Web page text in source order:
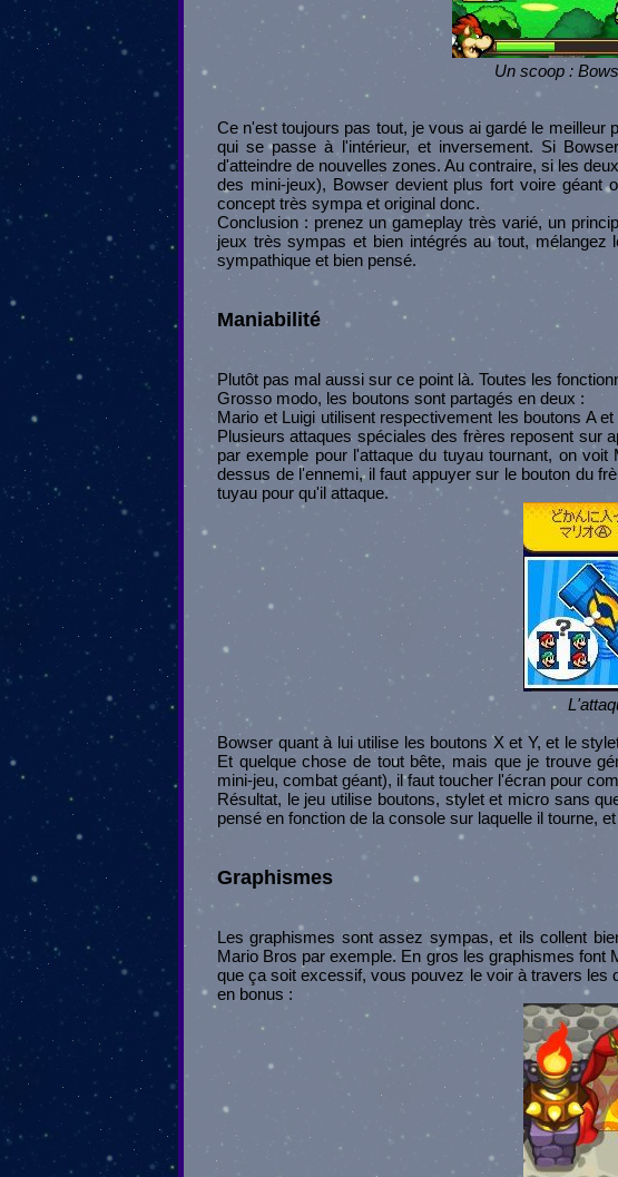
Un scoop :
Ce n'est toujours pas tout, je vous ai gardé le
qui se passe à l'intérieur, et inversement. Si
d'atteindre de nouvelles zones. Au contraire, si les
des mini-jeux), Bowser devient plus fort voire géant
concept très sympa et original donc.
Conclusion : prenez un gameplay très varié, un
jeux très sympas et bien intégrés au tout,
sympathique et bien pensé.
Maniabilité
Plutôt pas mal aussi sur ce point là. Toutes les
Grosso modo, les boutons sont partagés en deux :
Mario et Luigi utilisent respectivement les boutons A
Plusieurs attaques spéciales des frères reposent sur
par exemple pour l'attaque du tuyau tournant, on
dessus de l'ennemi, il faut appuyer sur le bouton du
tuyau pour qu'il attaque.
Bowser quant à lui utilise les boutons X et Y, et le
Et quelque chose de tout bête, mais que je trouve
mini-jeu, combat géant), il faut toucher l'écran pour
Résultat, le jeu utilise boutons, stylet et micro sans
pensé en fonction de la console sur laquelle il tourne,
Graphismes
Les graphismes sont assez sympas, et ils collent
Mario Bros par exemple. En gros les graphismes font
que ça soit excessif, vous pouvez le voir à travers
en bonus :